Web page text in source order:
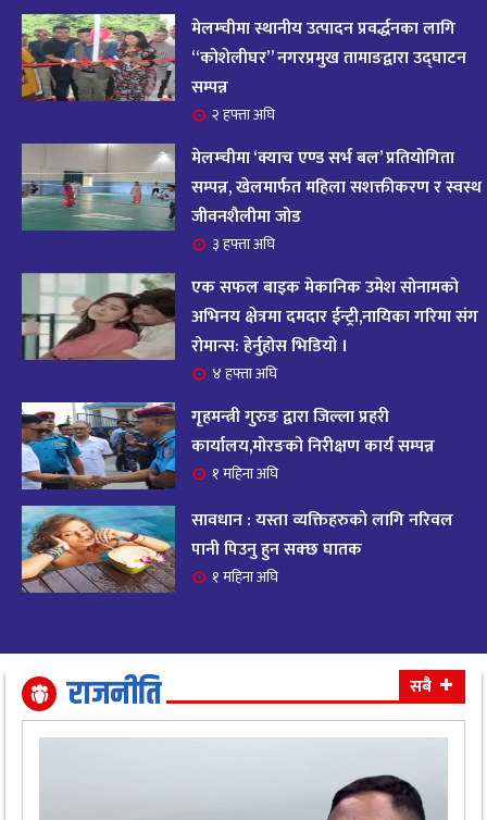
१४ आज २०८२ साल भदौ १६ गते सोमबारको राशिफल
११ महिना अघि
१५
आजको राशिफल : २०८२ भदौ १२ गते बिहीवार, २८
अगस्ट २०२५
११ महिना अघि
१६ आजको राशिफल – २०८२ साल भाद्र १० गते, मंगलबार
१७ आजको राशिफल – २०८२ साल भाद्र १० गते, मंगलबार
११ महिना अघि
१८
आजको राशिफल : आइतवार, ८ भदौ २०८२ (२४ अगस्ट
२०२५)
११ महिना अघि
१९ आजको राशिफल २०८२ भदाै ४ गते, बुधवार
११ महिना अघि
धैर्यले सफलता मिल्नेछ
११ महिना अघि
मेलम्चीमा स्थानीय उत्पादन प्रवर्द्धनका लागि
“कोशेलीघर” नगरप्रमुख तामाङद्वारा उद्घाटन
सम्पन्न
२ हफ्ता अघि
मेलम्चीमा ‘क्याच एण्ड सर्भ बल’ प्रतियोगिता
सम्पन्न, खेलमार्फत महिला सशक्तीकरण र स्वस्थ
जीवनशैलीमा जोड
३ हफ्ता अघि
एक सफल बाइक मेकानिक उमेश सोनामको
अभिनय क्षेत्रमा दमदार ईन्ट्री,नायिका गरिमा संग
रोमान्स: हेर्नुहोस भिडियो ।
४ हफ्ता अघि
गृहमन्त्री गुरुङ द्वारा जिल्ला प्रहरी
कार्यालय,मोरङको निरीक्षण कार्य सम्पन्न
१ महिना अघि
सावधान : यस्ता व्यक्तिहरुको लागि नरिवल
पानी पिउनु हुन सक्छ घातक
१ महिना अघि
राजनीति सबै